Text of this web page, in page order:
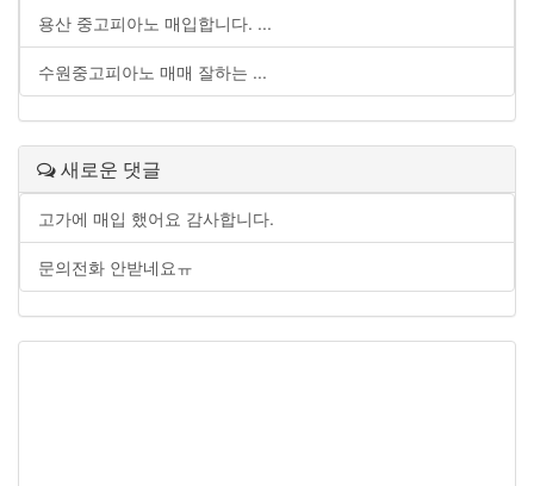
용산 중고피아노 매입합니다. ...
수원중고피아노 매매 잘하는 ...
새로운 댓글
고가에 매입 했어요 감사합니다.
문의전화 안받네요ㅠ